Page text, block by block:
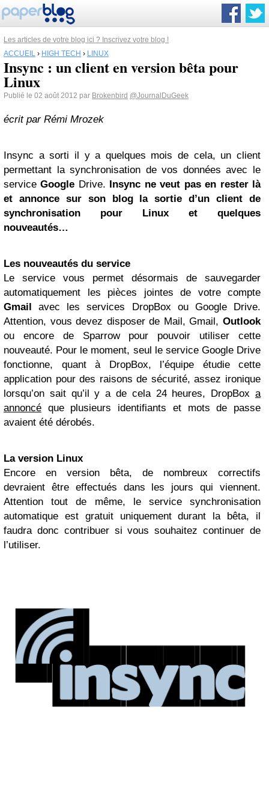
Les articles de votre blog ici ? Inscrivez votre blog !
ACCUEIL › HIGH TECH › LINUX
Insync : un client en version bêta pour
Linux
Publié le 02 août 2012 par Brokenbird @JournalDuGeek
écrit par Rémi Mrozek
Insync a sorti il y a quelques mois de cela, un client
permettant la synchronisation de vos données avec le
serviceGoogle Drive. Insync ne veut pas en rester là
et annonce sur son blog la sortie d’un client de
synchronisation pour Linux et quelques
nouveautés…
Les nouveautés du service
Le service vous permet désormais de sauvegarder
automatiquement les pièces jointes de votre compte
Gmail avec les services DropBox ou Google Drive.
Attention, vous devez disposer de Mail, Gmail, Outlook
ou encore de Sparrow pour pouvoir utiliser cette
nouveauté. Pour le moment, seul le service Google Drive
fonctionne, quant à DropBox, l’équipe étudie cette
application pour des raisons de sécurité, assez ironique
lorsqu’on sait qu’il y a de cela 24 heures, DropBox a
annoncé que plusieurs identifiants et mots de passe
avaient été dérobés.
La version Linux
Encore en version bêta, de nombreux correctifs
devraient être effectués dans les jours qui viennent.
Attention tout de même, le service synchronisation
automatique est gratuit uniquement durant la bêta, il
faudra donc contribuer si vous souhaitez continuer de
l’utiliser.